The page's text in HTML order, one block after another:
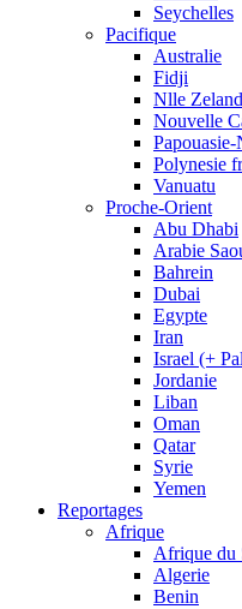
Seychelles
Pacifique
Australie
Fidji
Nlle
Nouvelle
Polynesie
Vanuatu
Proche-Orient
Abu Dhabi
Arabie
Bahrein
Dubai
Egypte
Iran
Israel (+
Jordanie
Liban
Oman
Qatar
Syrie
Yemen
Reportages
Afrique
Afrique du
Algerie
Benin